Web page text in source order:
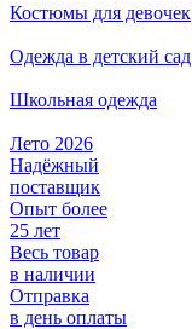
Костюмы для девочек
Одежда в детский сад
Школьная одежда
Лето 2026
Надёжный
поставщик
Опыт более
25 лет
Весь товар
в наличии
Отправка
в день оплаты